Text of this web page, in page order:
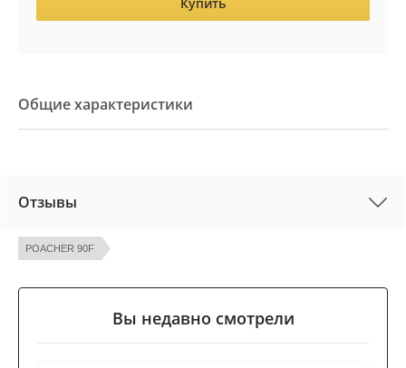
Общие характеристики
Отзывы
POACHER 90F
Вы недавно смотрели